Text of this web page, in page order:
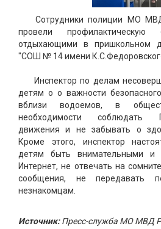
Сотрудники полиции МО
провели
отдыхающими в пришкольном
"СОШ № 14 имени
Инспектор по делам
детям о о важности
вблизи водоемов, в
необходимости соблюдать
движения и не забывать о
Кроме этого, инспектор
детям быть внимательными и
Интернет, не отвечать на
сообщения, не передавать
незнакомцам.
Источник:Пресс-служба МО МВД